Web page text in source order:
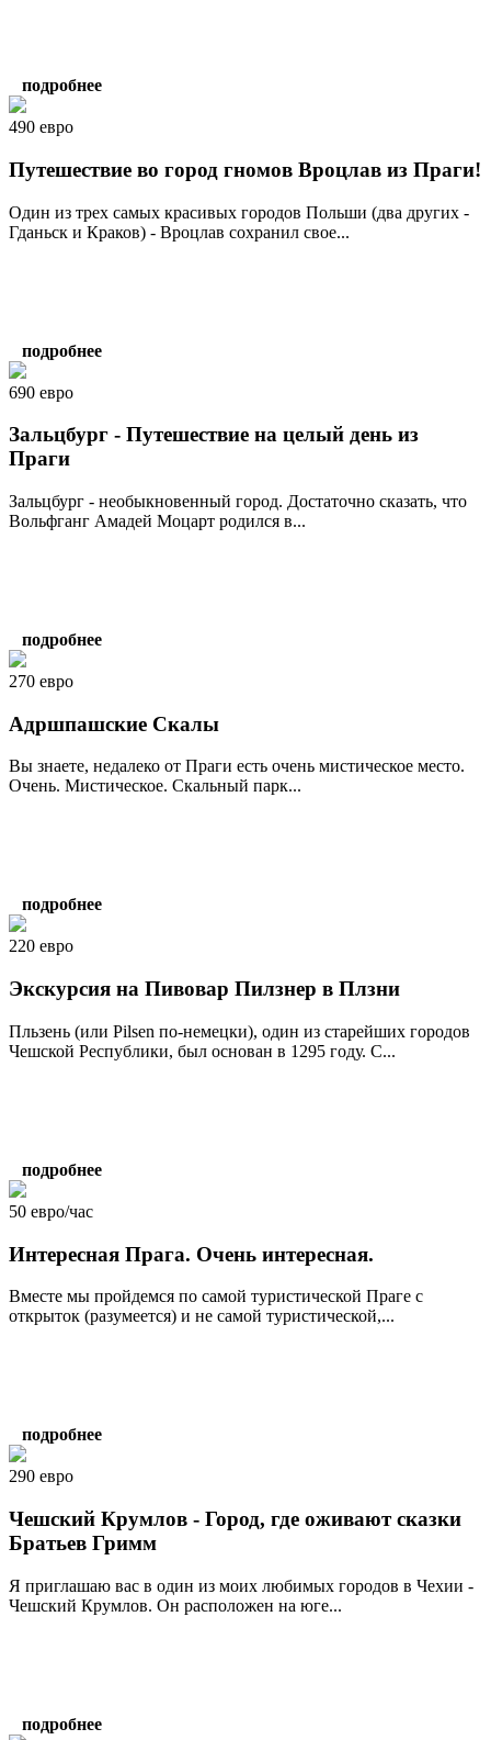
подробнее
490 евро
Путешествие во город гномов Вроцлав из Праги!
Один из трех самых красивых городов Польши (два других -
Гданьск и Краков) - Вроцлав сохранил свое...
подробнее
690 евро
Зальцбург - Путешествие на целый день из
Праги
Зальцбург - необыкновенный город. Достаточно сказать, что
Вольфганг Амадей Моцарт родился в...
подробнее
270 евро
Адршпашские Скалы
Вы знаете, недалеко от Праги есть очень мистическое место.
Очень. Мистическое. Скальный парк...
подробнее
220 евро
Экскурсия на Пивовар Пилзнер в Плзни
Пльзень (или Pilsen по-немецки), один из старейших городов
Чешской Республики, был основан в 1295 году. С...
подробнее
50 евро/час
Интересная Прага. Очень интересная.
Вместе мы пройдемся по самой туристической Праге с
открыток (разумеется) и не самой туристической,...
подробнее
290 евро
Чешский Крумлов - Город, где оживают сказки
Братьев Гримм
Я приглашаю вас в один из моих любимых городов в Чехии -
Чешский Крумлов. Он расположен на юге...
подробнее